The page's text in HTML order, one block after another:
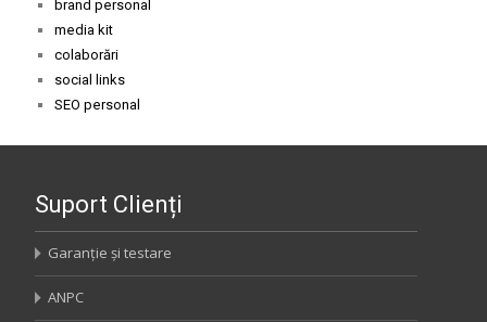
brand personal
media kit
colaborări
social links
SEO personal
Suport Clienți
Garanție și testare
ANPC